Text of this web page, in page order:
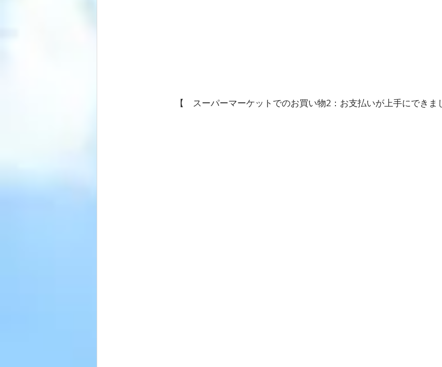
【　スーパーマーケットでのお買い物2：お支払いが上手にできま